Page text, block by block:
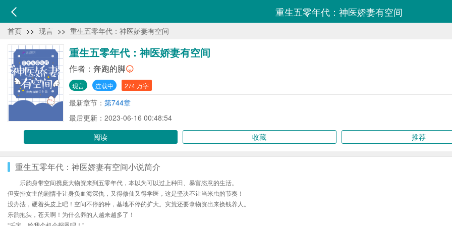
重生五零年代：神医娇妻有空间
首页 >> 现言 >> 重生五零年代：神医娇妻有空间
重生五零年代：神医娇妻有空间
作者： 奔跑的脚
现言 连载中 274 万字
最新章节： 第744章
最后更新：2023-06-16 00:48:54
阅读
收藏 推荐
重生五零年代：神医娇妻有空间小说简介
乐韵身带空间携庞大物资来到五零年代，本以为可以过上种田、暴富恣意的生活。
但安排女主的剧情非让身负血海深仇，又得修仙又得学医，这是坚决不让当米虫的节奏！
没办法，硬着头皮上吧！空间不停的种，基地不停的扩大。灾荒还要拿物资出来换钱养人。
乐韵抱头，苍天啊！为什么养的人越来越多了！